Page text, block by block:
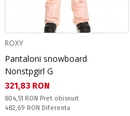
ROXY
Pantaloni snowboard
Nonstpgirl G
Текуща цена:
321,83 RON
Pret obisnuit:
804,51 RON Pret obisnuit
Спестявате:
482,69 RON Diferenta